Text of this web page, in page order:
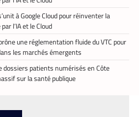
, VTC
les passagers peuvent
le prix de leur course
25 mai 2026
nouvelle application, Heetch
le modèle du VTC
les tarifs.
à Google Cloud pour réinventer la
l’IA et le Cloud
une réglementation fluide du VTC pour
les marchés émergents
dossiers patients numérisés en Côte
sur la santé publique